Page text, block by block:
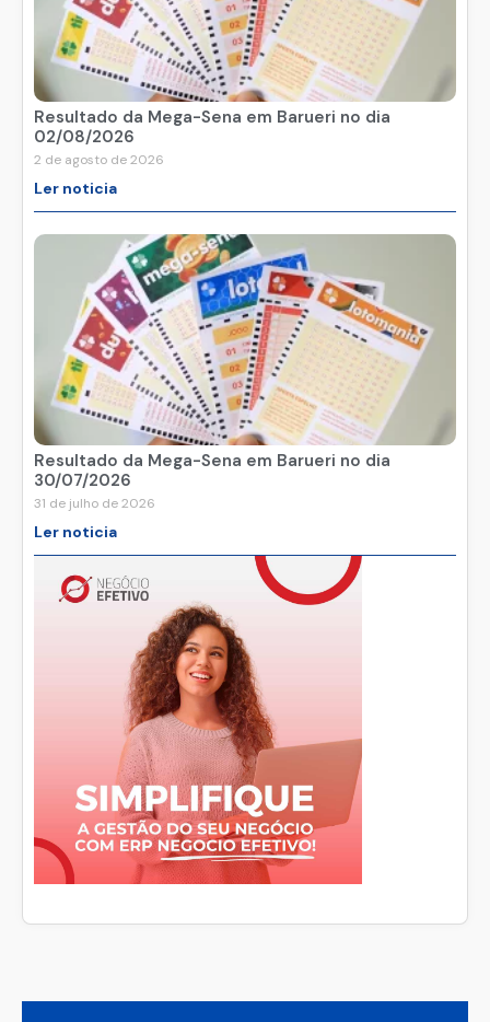
Resultado da Mega-Sena em Barueri no dia
02/08/2026
2 de agosto de 2026
Ler noticia
Resultado da Mega-Sena em Barueri no dia
30/07/2026
31 de julho de 2026
Ler noticia